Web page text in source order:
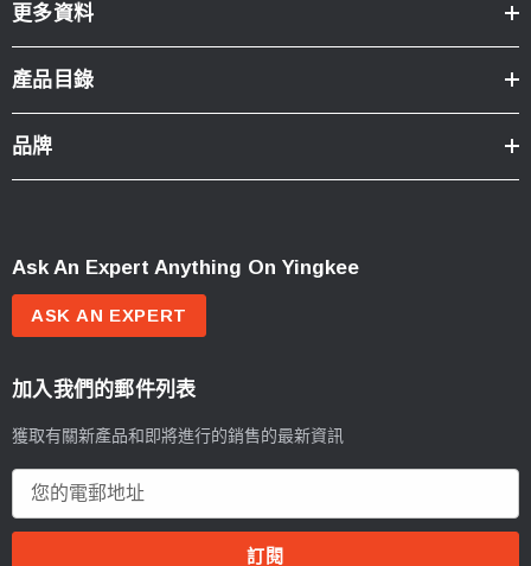
更多資料
產品目錄
品牌
Ask An Expert Anything On Yingkee
ASK AN EXPERT
加入我們的郵件列表
獲取有關新產品和即將進行的銷售的最新資訊
郵